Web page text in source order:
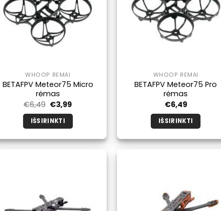
galite
pasirinkti
produkto
puslapyje.
WHOOP RĖMAI
BETAFPV Meteor75 Micro
rėmas
€6,49 Pradinė
kaina
buvo:
€6,49.
€3,99Dabartinė
yra:
€3,99.
IŠSIRINKTI
produktas
galite
WHOOP RĖMAI
BETAFPV Meteor75 Pro
rėmas
€6,49
IŠSIRINKTI
produktas
Galimybe
galite